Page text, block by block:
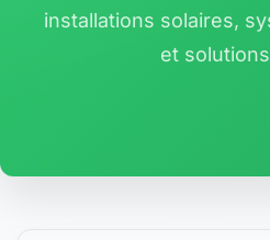
installations solaires,
et